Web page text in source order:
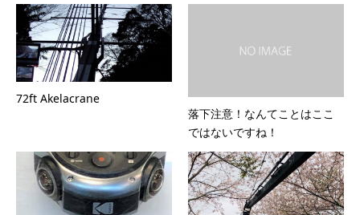
72ft Akelacrane
落下注意！なんてことはここ
ではないですね！